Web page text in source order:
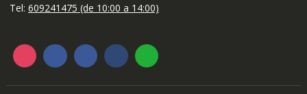
Tel: 609241475 (de 10:00 a 14:00)